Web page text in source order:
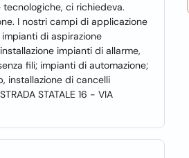
ci richiedeva.
I nostri campi di applicazione
di aspirazione
impianti di allarme,
fili; impianti di automazione;
installazione di cancelli
STATALE 16 - VIA